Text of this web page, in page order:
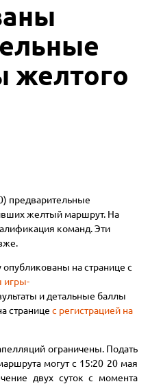
желтого
предварительные
желтый маршрут. На
команд. Эти
на странице с
игры-
и детальные баллы
страницес регистрацией на
ограничены. Подать
могут с 15:20 20 мая
двух суток с момента